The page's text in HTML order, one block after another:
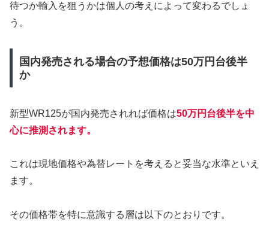
待つか輸入を狙うかは個人の考えによって変わるでしょ
う。
国内発売される場合の予想価格は50万円台後半
か
新型WR125が国内発売されれば価格は50万円台後半を中
心に推測されます。
これは現地価格や為替レートを考えると妥当な水準といえ
ます。
その価格帯を特に意識する層は以下のとおりです。